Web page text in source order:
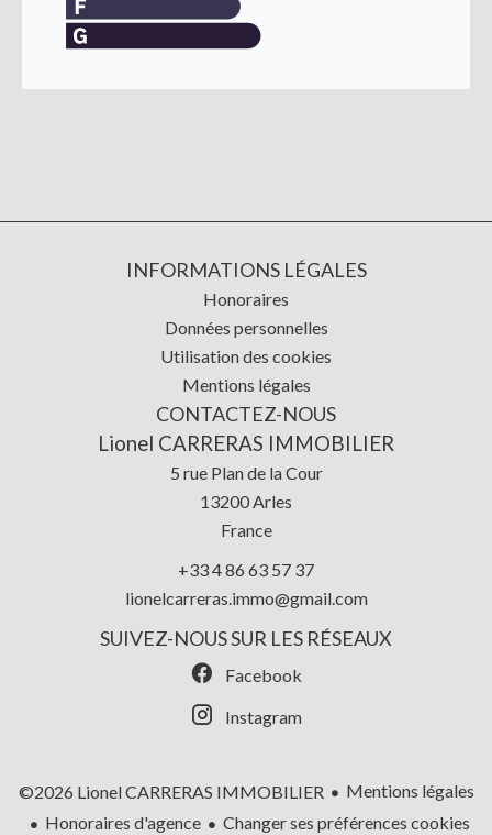
INFORMATIONS LÉGALES
Honoraires
Données personnelles
Utilisation des cookies
Mentions légales
CONTACTEZ-NOUS
Lionel CARRERAS IMMOBILIER
5 rue Plan de la Cour
13200Arles
France
+33 4 86 63 57 37
lionelcarreras.immo@gmail.com
SUIVEZ-NOUS SUR LES RÉSEAUX
Facebook
Instagram
©2026 Lionel CARRERAS IMMOBILIER
Mentions légales
Honoraires d'agence
Changer ses préférences cookies